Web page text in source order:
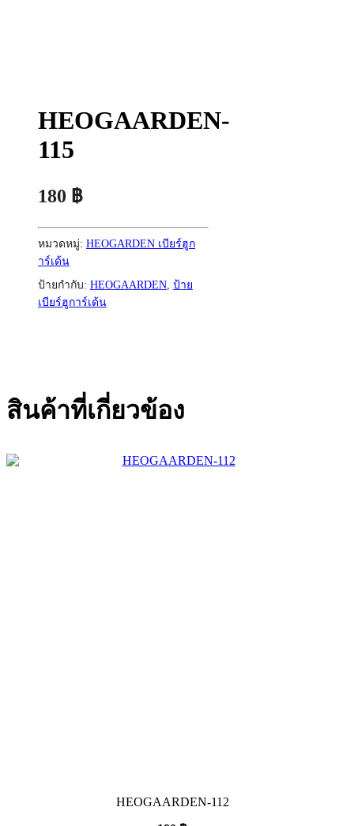
HEOGAARDEN-
115
180 ฿
หมวดหมู่: HEOGARDEN เบียร์ฮูก
าร์เด้น
ป้ายกำกับ: HEOGAARDEN, ป้าย
เบียร์ฮูการ์เด้น
สินค้าที่เกี่ยวข้อง
HEOGAARDEN-112